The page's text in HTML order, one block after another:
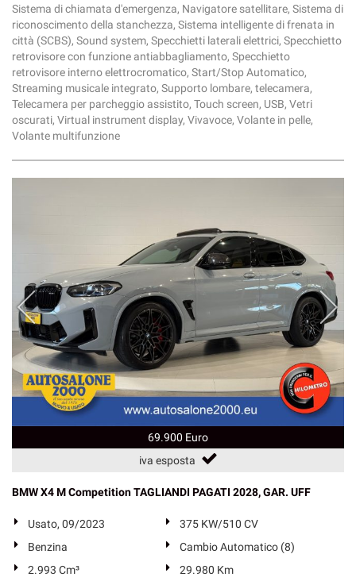
Sistema di chiamata d'emergenza, Navigatore satellitare, Sistema di
riconoscimento della stanchezza, Sistema intelligente di frenata in
città (SCBS), Sound system, Specchietti laterali elettrici, Specchietto
retrovisore con funzione antiabbagliamento, Specchietto
retrovisore interno elettrocromatico, Start/Stop Automatico,
Streaming musicale integrato, Supporto lombare, telecamera,
Telecamera per parcheggio assistito, Touch screen, USB, Vetri
oscurati, Virtual instrument display, Vivavoce, Volante in pelle,
Volante multifunzione
69.900 Euro
iva esposta
BMW X4 M Competition TAGLIANDI PAGATI 2028, GAR. UFF
Usato, 09/2023
375 KW/510 CV
Benzina
Cambio Automatico (8)
2.993 Cm³
29.980 Km